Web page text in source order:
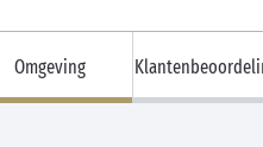
Omgeving